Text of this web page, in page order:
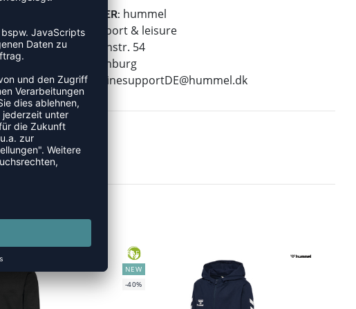
HERSTELLER: hummel
hummel sport & leisure
Leverkusenstr. 54
22761 Hamburg
E-Mail:
onlinesupportDE@hummel.dk
GREEN
NEW
-40%